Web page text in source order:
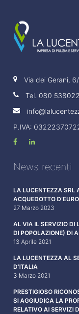
Via dei Gerani,
Tel. 080
P.IVA:
News recenti
LA LUCENTEZZA SRL
ACQUEDOTTO
27 Marzo 2023
AL VIA IL SERVIZIO DI
DI POPOLAZIONE) DI
13 Aprile 2021
LA LUCENTEZZA AL
D’ITALIA
3 Marzo 2021
PRESTIGIOSO
SI AGGIUDICA LA
RELATIVO AI SERVIZI